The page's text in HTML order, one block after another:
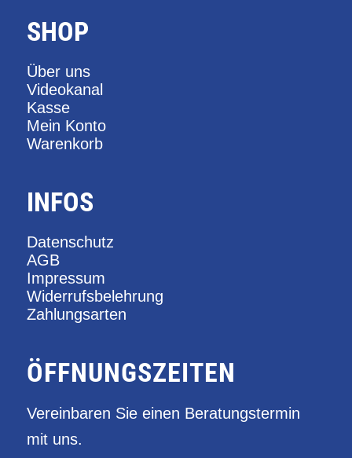
SHOP
Über uns
Videokanal
Kasse
Mein Konto
Warenkorb
INFOS
Datenschutz
AGB
Impressum
Widerrufsbelehrung
Zahlungsarten
ÖFFNUNGSZEITEN
Vereinbaren Sie einen Beratungstermin
mit uns.